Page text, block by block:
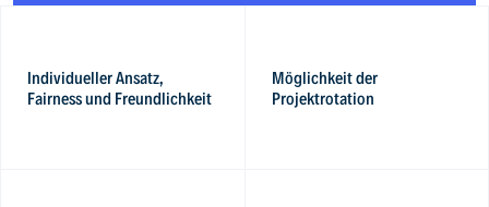
Individueller Ansatz,
Fairness und Freundlichkeit
Möglichkeit der
Projektrotation